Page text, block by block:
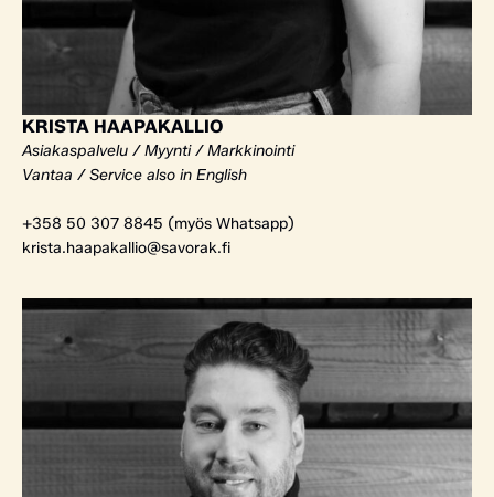
KRISTA HAAPAKALLIO
Asiakaspalvelu / Myynti / Markkinointi
Vantaa / Service also in English
+358 50 307 8845 (myös Whatsapp)
krista.haapakallio@savorak.fi